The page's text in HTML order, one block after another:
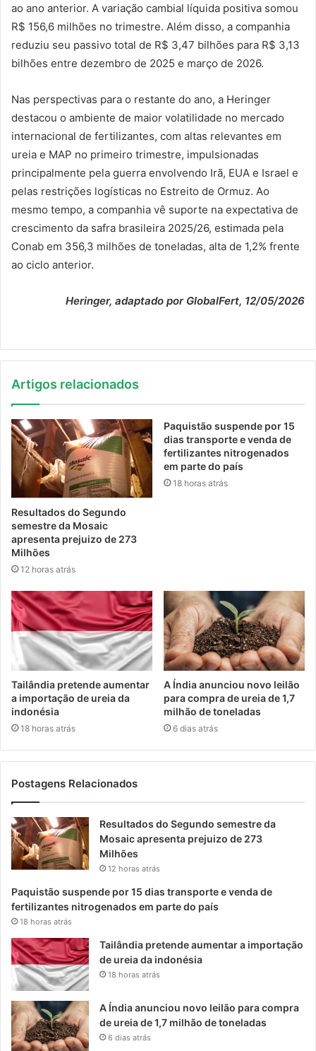
ao ano anterior. A variação cambial líquida positiva somou
R$ 156,6 milhões no trimestre. Além disso, a companhia
reduziu seu passivo total de R$ 3,47 bilhões para R$ 3,13
bilhões entre dezembro de 2025 e março de 2026.
Nas perspectivas para o restante do ano, a Heringer
destacou o ambiente de maior volatilidade no mercado
internacional de fertilizantes, com altas relevantes em
ureia e MAP no primeiro trimestre, impulsionadas
principalmente pela guerra envolvendo Irã, EUA e Israel e
pelas restrições logísticas no Estreito de Ormuz. Ao
mesmo tempo, a companhia vê suporte na expectativa de
crescimento da safra brasileira 2025/26, estimada pela
Conab em 356,3 milhões de toneladas, alta de 1,2% frente
ao ciclo anterior.
Heringer, adaptado por GlobalFert, 12/05/2026
Artigos relacionados
Resultados do Segundo
semestre da Mosaic
apresenta prejuizo de 273
Milhões
12 horas atrás
Paquistão suspende por 15
dias transporte e venda de
fertilizantes nitrogenados
em parte do país
18 horas atrás
Tailândia pretende aumentar
a importação de ureia da
indonésia
18 horas atrás
A Índia anunciou novo leilão
para compra de ureia de 1,7
milhão de toneladas
6 dias atrás
Postagens Relacionados
Resultados do Segundo semestre da
Mosaic apresenta prejuizo de 273
Milhões
12 horas atrás
Paquistão suspende por 15 dias transporte e venda de
fertilizantes nitrogenados em parte do país
18 horas atrás
Tailândia pretende aumentar a importação
de ureia da indonésia
18 horas atrás
A Índia anunciou novo leilão para compra
de ureia de 1,7 milhão de toneladas
6 dias atrás